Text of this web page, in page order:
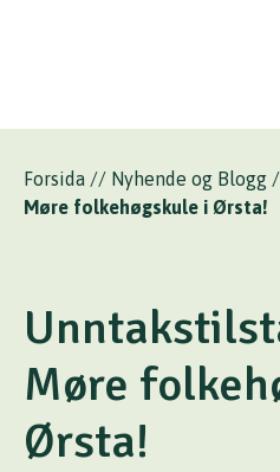
Forsida // Nyhende og Blogg
Møre folkehøgskule i Ørsta!
Møre
Ørsta!